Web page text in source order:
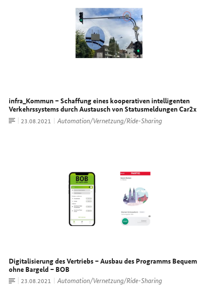
infra_Kommun – Schaffung eines kooperativen intelligenten
Verkehrssystems durch Austausch von StatusmeldungenCar2x
ArtikelDatum:
23.08.2021 Automation/Vernetzung/Ride-Sharing
Digitalisierung des Vertriebs – Ausbau des Programms Bequem
ohne Bargeld – BOB
ArtikelDatum:
23.08.2021 Automation/Vernetzung/Ride-Sharing